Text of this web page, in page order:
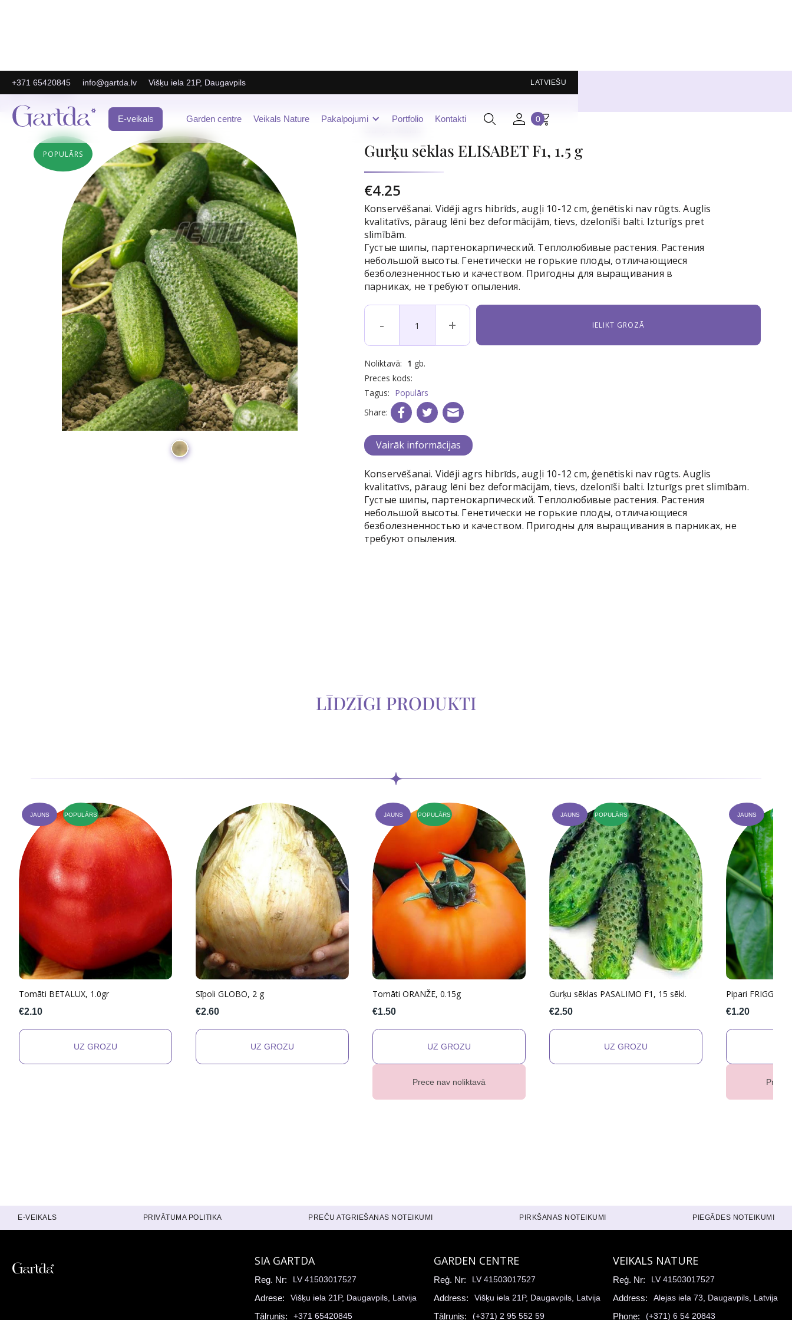
+371 65420845 info@gartda.lv Višķu iela 21P, Daugavpils LATVIEŠU
E-veikals Garden centre Veikals Nature Pakalpojumi Portfolio Kontakti 0
E-Veikals
POPULĀRS Gurķu sēklas ELISABET F1, 1.5 g
€4.25
Konservēšanai. Vidēji agrs hibrīds, augļi 10-12 cm, ģenētiski nav rūgts. Auglis
kvalitatīvs, pāraug lēni bez deformācijām, tievs, dzelonīši balti. Izturīgs pret
slimībām.
Густые шипы, партенокарпический. Теплолюбивые растения. Растения
небольшой высоты. Генетически не горькие плоды, отличающиеся
безболезненностью и качеством. Пригодны для выращивания в
парниках, не требуют опыления.
- +
Noliktavā: 1 gb.
Preces kods:
Tagus: Populārs
Share:
Vairāk informācijas
Konservēšanai. Vidēji agrs hibrīds, augļi 10-12 cm, ģenētiski nav rūgts. Auglis
kvalitatīvs, pāraug lēni bez deformācijām, tievs, dzelonīši balti. Izturīgs pret slimībām.
Густые шипы, партенокарпический. Теплолюбивые растения. Растения
небольшой высоты. Генетически не горькие плоды, отличающиеся
безболезненностью и качеством. Пригодны для выращивания в парниках, не
требуют опыления.
LĪDZĪGI PRODUKTI
JAUNS POPULĀRS
Tomāti BETALUX, 1.0gr
€2.10
Sīpoli GLOBO, 2 g
€2.60
JAUNS POPULĀRS
Tomāti ORANŽE, 0.15g
€1.50
Prece nav noliktavā
JAUNS POPULĀRS
Gurķu sēklas PASALIMO F1, 15 sēkl.
€2.50
JAUNS
Pipari
€1.20
Prece
E-VEIKALS PRIVĀTUMA POLITIKA PREČU ATGRIEŠANAS NOTEIKUMI PIRKŠANAS NOTEIKUMI PIEGĀDES NOTEIKUMI
SIA GARTDA
Reg. Nr: LV 41503017527
Adrese: Višķu iela 21P, Daugavpils, Latvija
Tālrunis: +371 65420845
GARDEN CENTRE
Reģ. Nr: LV 41503017527
Address: Višķu iela 21P, Daugavpils, Latvija
Tālrunis: (+371) 2 95 552 59
VEIKALS NATURE
Reģ. Nr: LV 41503017527
Address: Alejas iela 73, Daugavpils, Latvija
Phone: (+371) 6 54 20843